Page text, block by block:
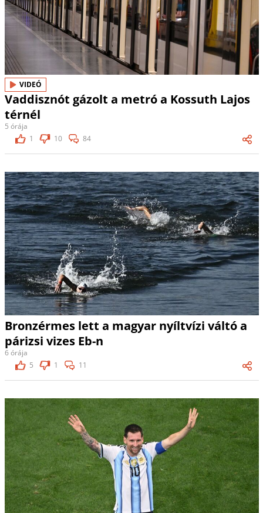
VIDEÓ
Vaddisznót gázolt a metró a Kossuth Lajos
térnél
5 órája
1
10 84
Bronzérmes lett a magyar nyíltvízi váltó a
párizsi vizes Eb-n
6 órája
5
1 11